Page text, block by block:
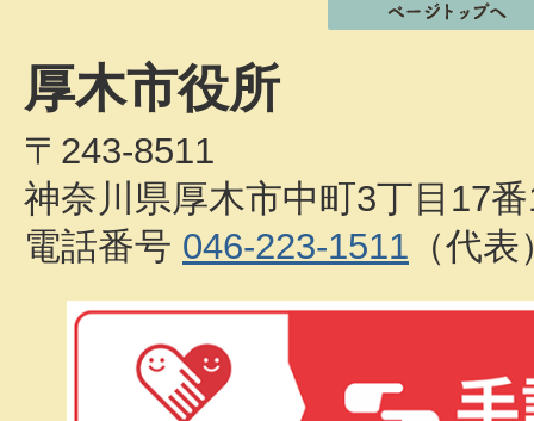
厚木市役所
〒243-8511
神奈川県厚木市中町3丁目17
電話番号 046-223-1511 （代表